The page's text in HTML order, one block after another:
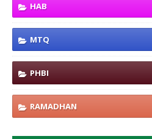
HAB
MTQ
PHBI
RAMADHAN